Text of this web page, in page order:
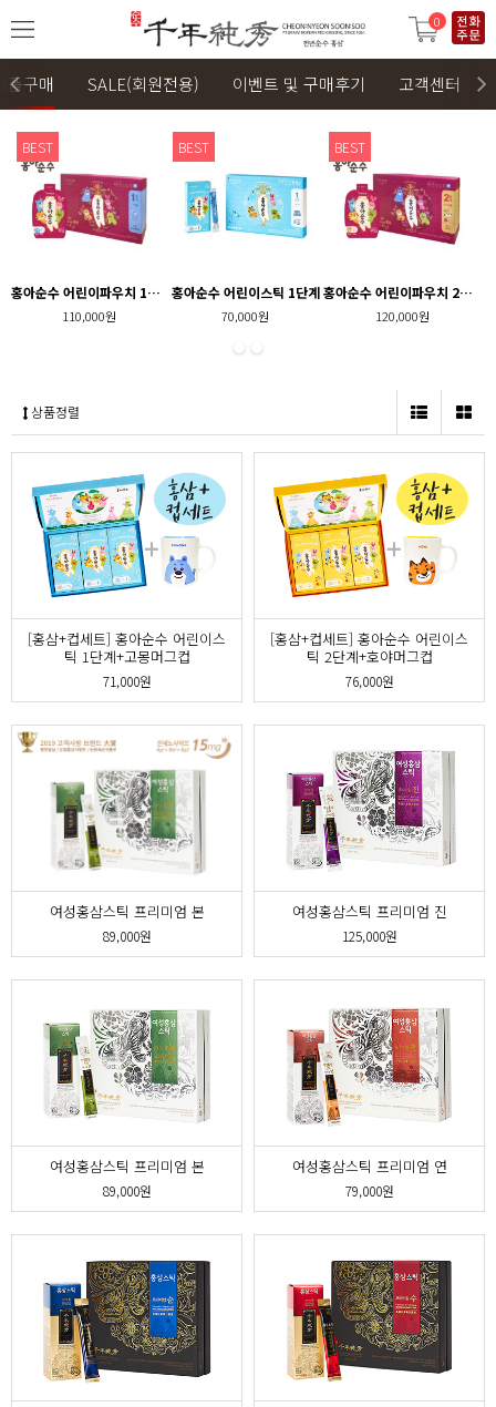
0
품구매 SALE(회원전용) 이벤트 및 구매후기 고객센터
BEST
홍아순수 어린이파우치 1단계
110,000원
BEST
홍아순수 어린이스틱 1단계
70,000원
BEST
홍아순수 어린이파우치 2단계
120,000원
상품정렬
[홍삼+컵세트] 홍아순수 어린이스
틱 1단계+고몽머그컵
71,000원
[홍삼+컵세트] 홍아순수 어린이스
틱 2단계+호야머그컵
76,000원
여성홍삼스틱 프리미엄 본
89,000원
여성홍삼스틱 프리미엄 진
125,000원
여성홍삼스틱 프리미엄 본
89,000원
여성홍삼스틱 프리미엄 연
79,000원